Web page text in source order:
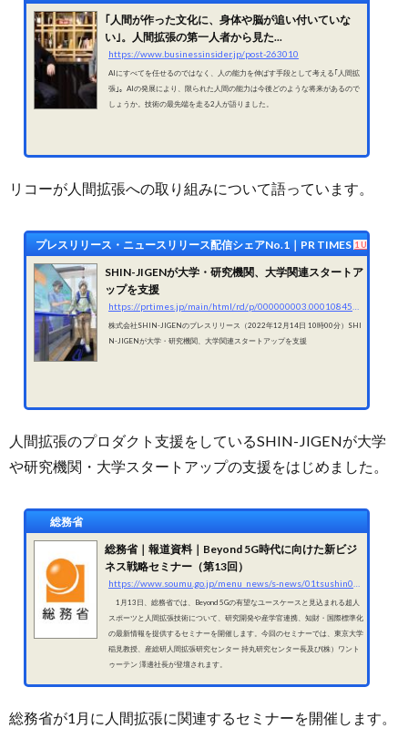
｢人間が作った文化に、身体や脳が追い付いていな
い｣。人間拡張の第一人者から見た...
https://www.businessinsider.jp/post-263010
AIにすべてを任せるのではなく、人の能力を伸ばす手段として考える｢人間拡
張｣。AIの発展により、限られた人間の能力は今後どのような将来があるので
しょうか。技術の最先端を走る2人が語りました。
リコーが人間拡張への取り組みについて語っています。
プレスリリース・ニュースリリース配信シェアNo.1｜PR TIMES 1 User
SHIN-JIGENが大学・研究機関、大学関連スタートア
ップを支援
株式会社SHIN-JIGENのプレスリリース（2022年12月14日 10時00分）SHI
N-JIGENが大学・研究機関、大学関連スタートアップを支援
人間拡張のプロダクト支援をしているSHIN-JIGENが大学
や研究機関・大学スタートアップの支援をはじめました。
総務省
総務省｜報道資料｜Beyond 5G時代に向けた新ビジ
ネス戦略セミナー（第13回）
1月13日、総務省では、Beyond 5Gの有望なユースケースと見込まれる超人
スポーツと人間拡張技術について、研究開発や産学官連携、知財・国際標準化
の最新情報を提供するセミナーを開催します。今回のセミナーでは、東京大学
稲見教授、産総研人間拡張研究センター 持丸研究センター長及び(株）ワント
ゥーテン 澤邊社長が登壇されます。
総務省が1月に人間拡張に関連するセミナーを開催します。